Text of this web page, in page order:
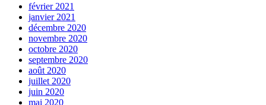
février 2021
janvier 2021
décembre 2020
novembre 2020
octobre 2020
septembre 2020
août 2020
juillet 2020
juin 2020
mai 2020